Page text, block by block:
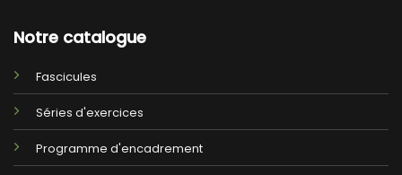
Notre catalogue
Fascicules
Séries d'exercices
Programme d'encadrement